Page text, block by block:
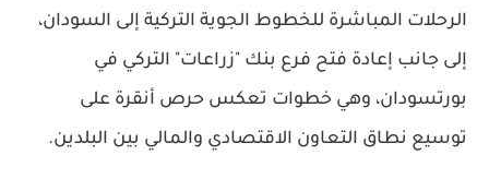
الرحلات المباشرة للخطوط الجوية التركية إلى السودان،
إلى جانب إعادة فتح فرع بنك "زراعات" التركي في
بورتسودان، وهي خطوات تعكس حرص أنقرة على
توسيع نطاق التعاون الاقتصادي والمالي بين البلدين.